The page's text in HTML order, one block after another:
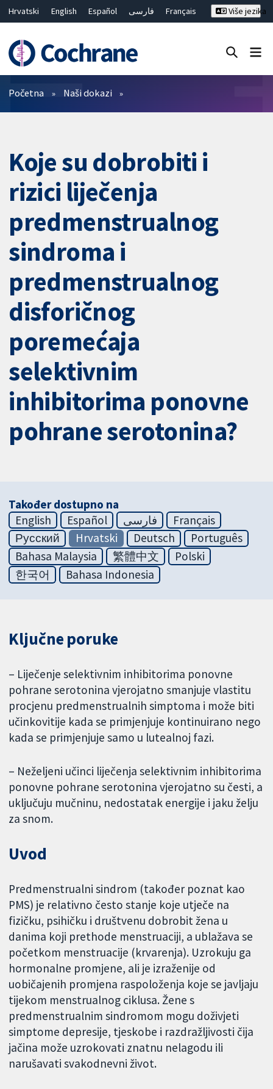
Hrvatski English Español فارسی
Français
繁體中文
简体中文
Više jezika
Prečistači
Početna Naši dokazi
Koje su dobrobiti i
rizici liječenja
predmenstrualnog
sindroma i
predmenstrualnog
disforičnog
poremećaja
selektivnim
inhibitorima ponovne
pohrane serotonina?
Također dostupno na
English
Español فارسی
Français
Русский
Hrvatski Deutsch
Português
Bahasa Malaysia
繁體中文
Polski
한국어
Bahasa Indonesia
Ključne poruke
– Liječenje selektivnim inhibitorima ponovne
pohrane serotonina vjerojatno smanjuje vlastitu
procjenu predmenstrualnih simptoma i može biti
učinkovitije kada se primjenjuje kontinuirano nego
kada se primjenjuje samo u lutealnoj fazi.
– Neželjeni učinci liječenja selektivnim inhibitorima
ponovne pohrane serotonina vjerojatno su česti, a
uključuju mučninu, nedostatak energije i jaku želju
za snom.
Uvod
Predmenstrualni sindrom (također poznat kao
PMS) je relativno često stanje koje utječe na
fizičku, psihičku i društvenu dobrobit žena u
danima koji prethode menstruaciji, a ublažava se
početkom menstruacije (krvarenja). Uzrokuju ga
hormonalne promjene, ali je izraženije od
uobičajenih promjena raspoloženja koje se javljaju
tijekom menstrualnog ciklusa. Žene s
predmenstrualnim sindromom mogu doživjeti
simptome depresije, tjeskobe i razdražljivosti čija
jačina može uzrokovati znatnu nelagodu ili
narušavati svakodnevni život.